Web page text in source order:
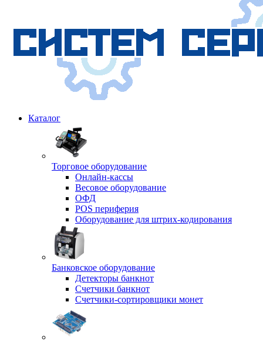
Каталог
Торговое оборудование
Онлайн-кассы
Весовое оборудование
ОФД
POS периферия
Оборудование для штрих-кодирования
Банковское оборудование
Детекторы банкнот
Счетчики банкнот
Счетчики-сортировщики монет